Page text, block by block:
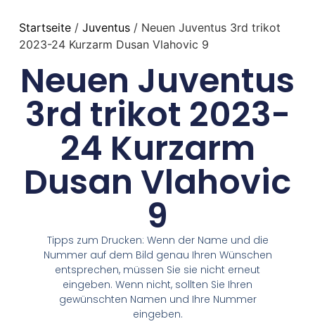
Startseite/ Juventus/ Neuen Juventus 3rd trikot
2023-24 Kurzarm Dusan Vlahovic 9
Neuen Juventus
3rd trikot 2023-
24 Kurzarm
Dusan Vlahovic
9
Tipps zum Drucken: Wenn der Name und die
Nummer auf dem Bild genau Ihren Wünschen
entsprechen, müssen Sie sie nicht erneut
eingeben. Wenn nicht, sollten Sie Ihren
gewünschten Namen und Ihre Nummer
eingeben.